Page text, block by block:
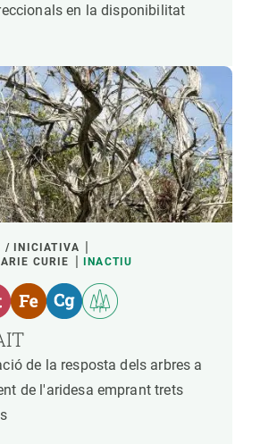
en la disponibilitat
/ INICIATIVA
CURIE
INACTIU
de la resposta dels arbres a
de l'aridesa emprant trets